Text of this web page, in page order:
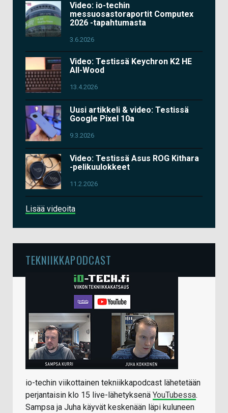
Video: io-techin
messuosastoraportit Computex
2026 -tapahtumasta
3.6.2026
Video: Testissä Keychron K2 HE
All-Wood
13.4.2026
Uusi artikkeli & video: Testissä
Google Pixel 10a
9.3.2026
Video: Testissä Asus ROG Kithara
-pelikuulokkeet
11.2.2026
Lisää videoita
TEKNIIKKAPODCAST
io-techin viikottainen tekniikkapodcast lähetetään
perjantaisin klo 15 live-lähetyksenä YouTubessa.
Sampsa ja Juha käyvät keskenään läpi kuluneen